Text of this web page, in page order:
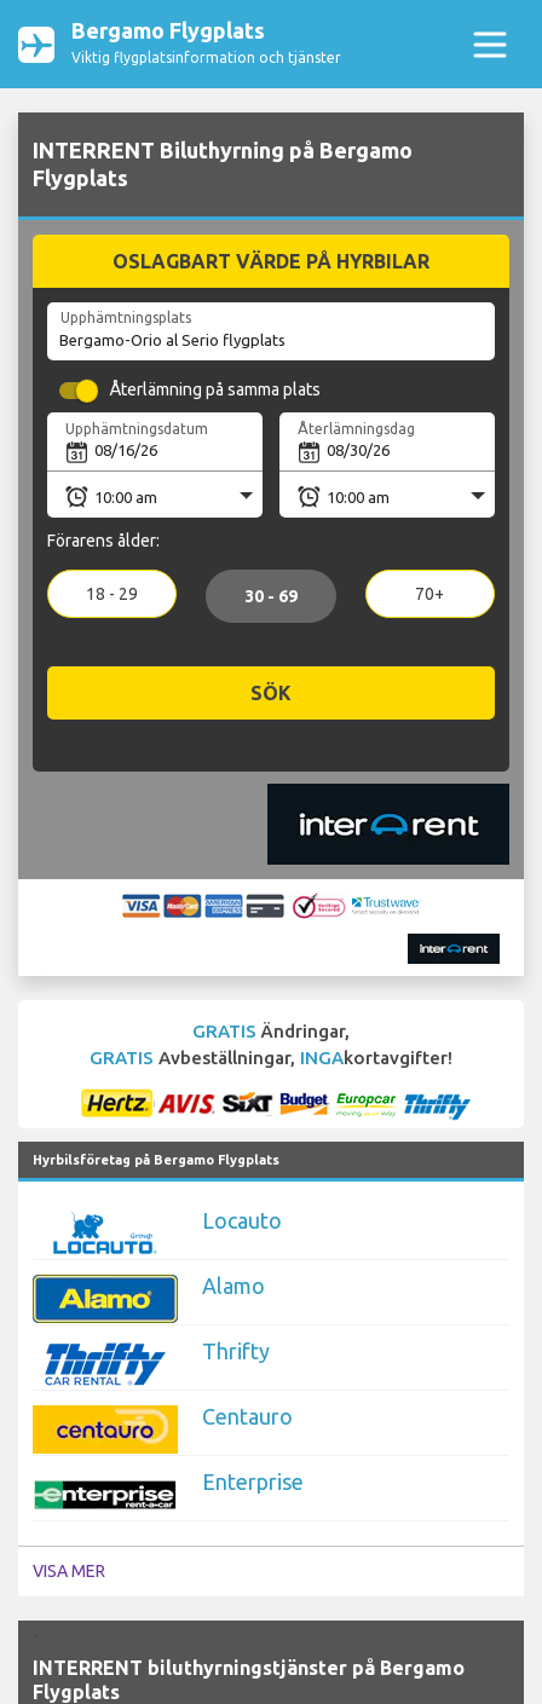
Bergamo Flygplats
Viktig flygplatsinformation och tjänster
INTERRENT Biluthyrning på Bergamo
Flygplats
OSLAGBART VÄRDE PÅ HYRBILAR
Upphämtningsplats
Återlämning på samma plats
Upphämtningsdatum Återlämningsdag
Förarens ålder:
18 - 29 30 - 69 70+
SÖK
GRATIS Ändringar,
GRATIS Avbeställningar, INGAkortavgifter!
Hyrbilsföretag på Bergamo Flygplats
Locauto
Alamo
Thrifty
Centauro
Enterprise
VISA MER
INTERRENT biluthyrningstjänster på Bergamo
Flygplats